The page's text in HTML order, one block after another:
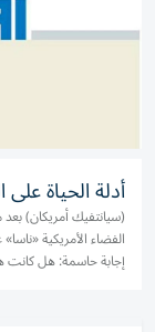
أدلة الحياة على
الفضاء الأمريكية